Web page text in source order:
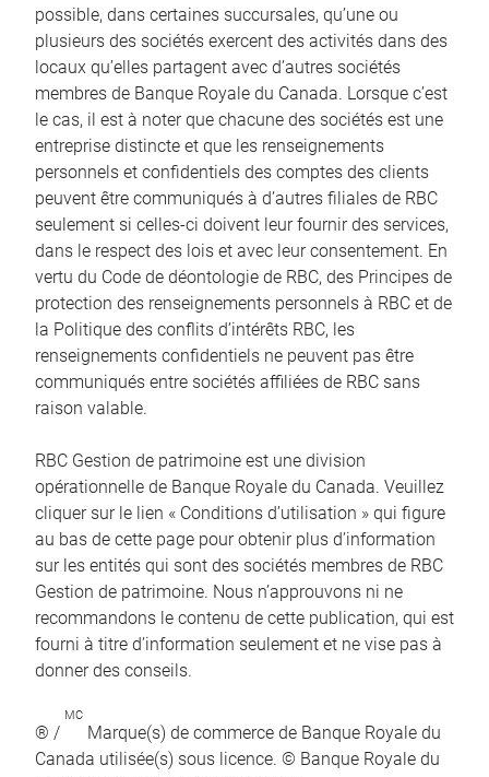
possible, dans certaines succursales, qu’une ou
plusieurs des sociétés exercent des activités dans des
locaux qu’elles partagent avec d’autres sociétés
membres de Banque Royale du Canada. Lorsque c’est
le cas, il est à noter que chacune des sociétés est une
entreprise distincte et que les renseignements
personnels et confidentiels des comptes des clients
peuvent être communiqués à d’autres filiales de RBC
seulement si celles-ci doivent leur fournir des services,
dans le respect des lois et avec leur consentement. En
vertu du Code de déontologie de RBC, des Principes de
protection des renseignements personnels à RBC et de
la Politique des conflits d’intérêts RBC, les
renseignements confidentiels ne peuvent pas être
communiqués entre sociétés affiliées de RBC sans
raison valable.
RBC Gestion de patrimoine est une division
opérationnelle de Banque Royale du Canada. Veuillez
cliquer sur le lien « Conditions d’utilisation » qui figure
au bas de cette page pour obtenir plus d’information
sur les entités qui sont des sociétés membres de RBC
Gestion de patrimoine. Nous n’approuvons ni ne
recommandons le contenu de cette publication, qui est
fourni à titre d’information seulement et ne vise pas à
donner des conseils.
® /
MC
Marque(s) de commerce de Banque Royale du
Canada utilisée(s) sous licence. © Banque Royale du